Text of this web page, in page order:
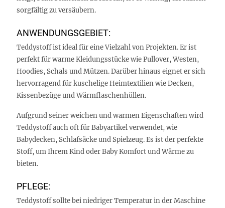
sorgfältig zu versäubern.
ANWENDUNGSGEBIET:
Teddystoff ist ideal für eine Vielzahl von Projekten. Er ist
perfekt für warme Kleidungsstücke wie Pullover, Westen,
Hoodies, Schals und Mützen. Darüber hinaus eignet er sich
hervorragend für kuschelige Heimtextilien wie Decken,
Kissenbezüge und Wärmflaschenhüllen.
Aufgrund seiner weichen und warmen Eigenschaften wird
Teddystoff auch oft für Babyartikel verwendet, wie
Babydecken, Schlafsäcke und Spielzeug. Es ist der perfekte
Stoff, um Ihrem Kind oder Baby Komfort und Wärme zu
bieten.
PFLEGE:
Teddystoff sollte bei niedriger Temperatur in der Maschine